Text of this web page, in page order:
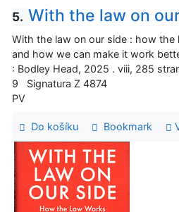
5. With the law on
With the law on our side : how
and how we can make it work
: Bodley Head, 2025 . viii, 285
9 Signatura Z 4874
PV
Do košíku Bookmark